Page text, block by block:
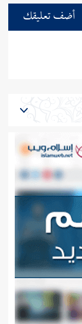
أضف تعليقك